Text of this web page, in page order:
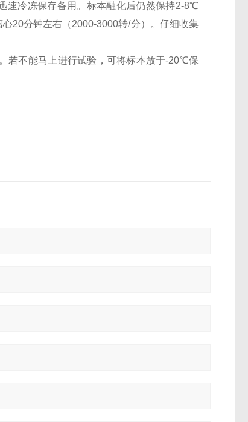
速冷冻保存备用。标本融化后仍然保持2-8℃
20分钟左右（2000-3000转/分）。仔细收集
若不能马上进行试验，可将标本放于-20℃保